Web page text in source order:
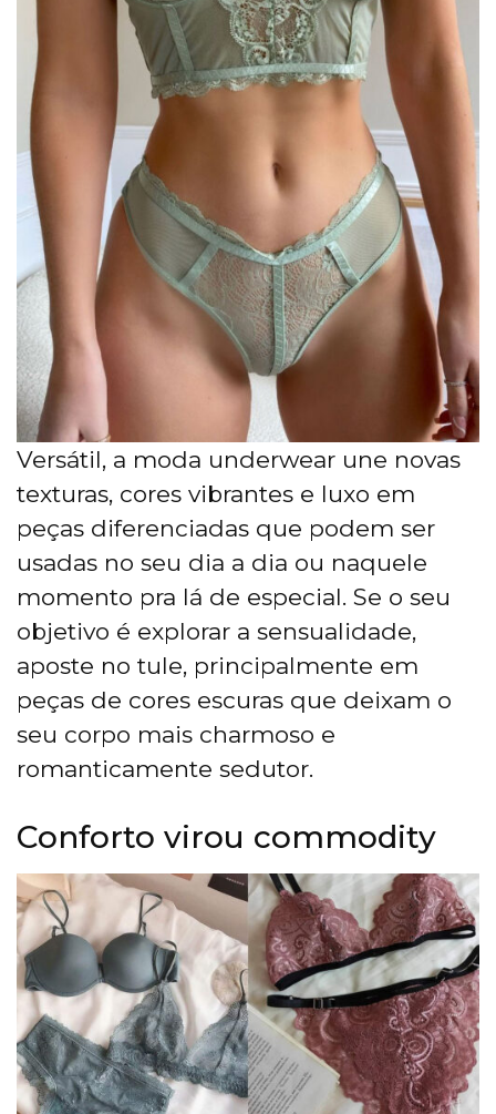
Versátil, a moda underwear une novas
texturas, cores vibrantes e luxo em
peças diferenciadas que podem ser
usadas no seu dia a dia ou naquele
momento pra lá de especial. Se o seu
objetivo é explorar a sensualidade,
aposte no tule, principalmente em
peças de cores escuras que deixam o
seu corpo mais charmoso e
romanticamente sedutor.
Conforto virou commodity